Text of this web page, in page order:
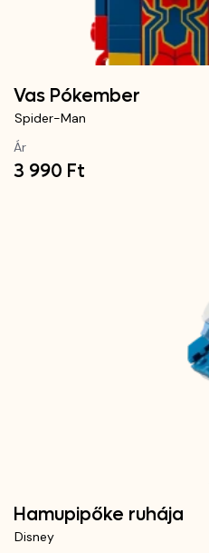
Vas Pókember
Spider-Man
Ár
3 990 Ft
Hamupipőke ruhája
Disney